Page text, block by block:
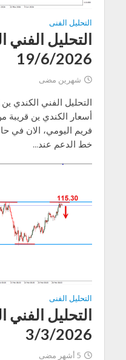
التحليل الفنى
التحليل الفني
19/6/2026
شهرين مضى
أسعار الكندي ين
فريم اليومي، الان في
خط الدعم عند...
التحليل الفنى
التحليل الفني
3/3/2026
5 أشهر مضى